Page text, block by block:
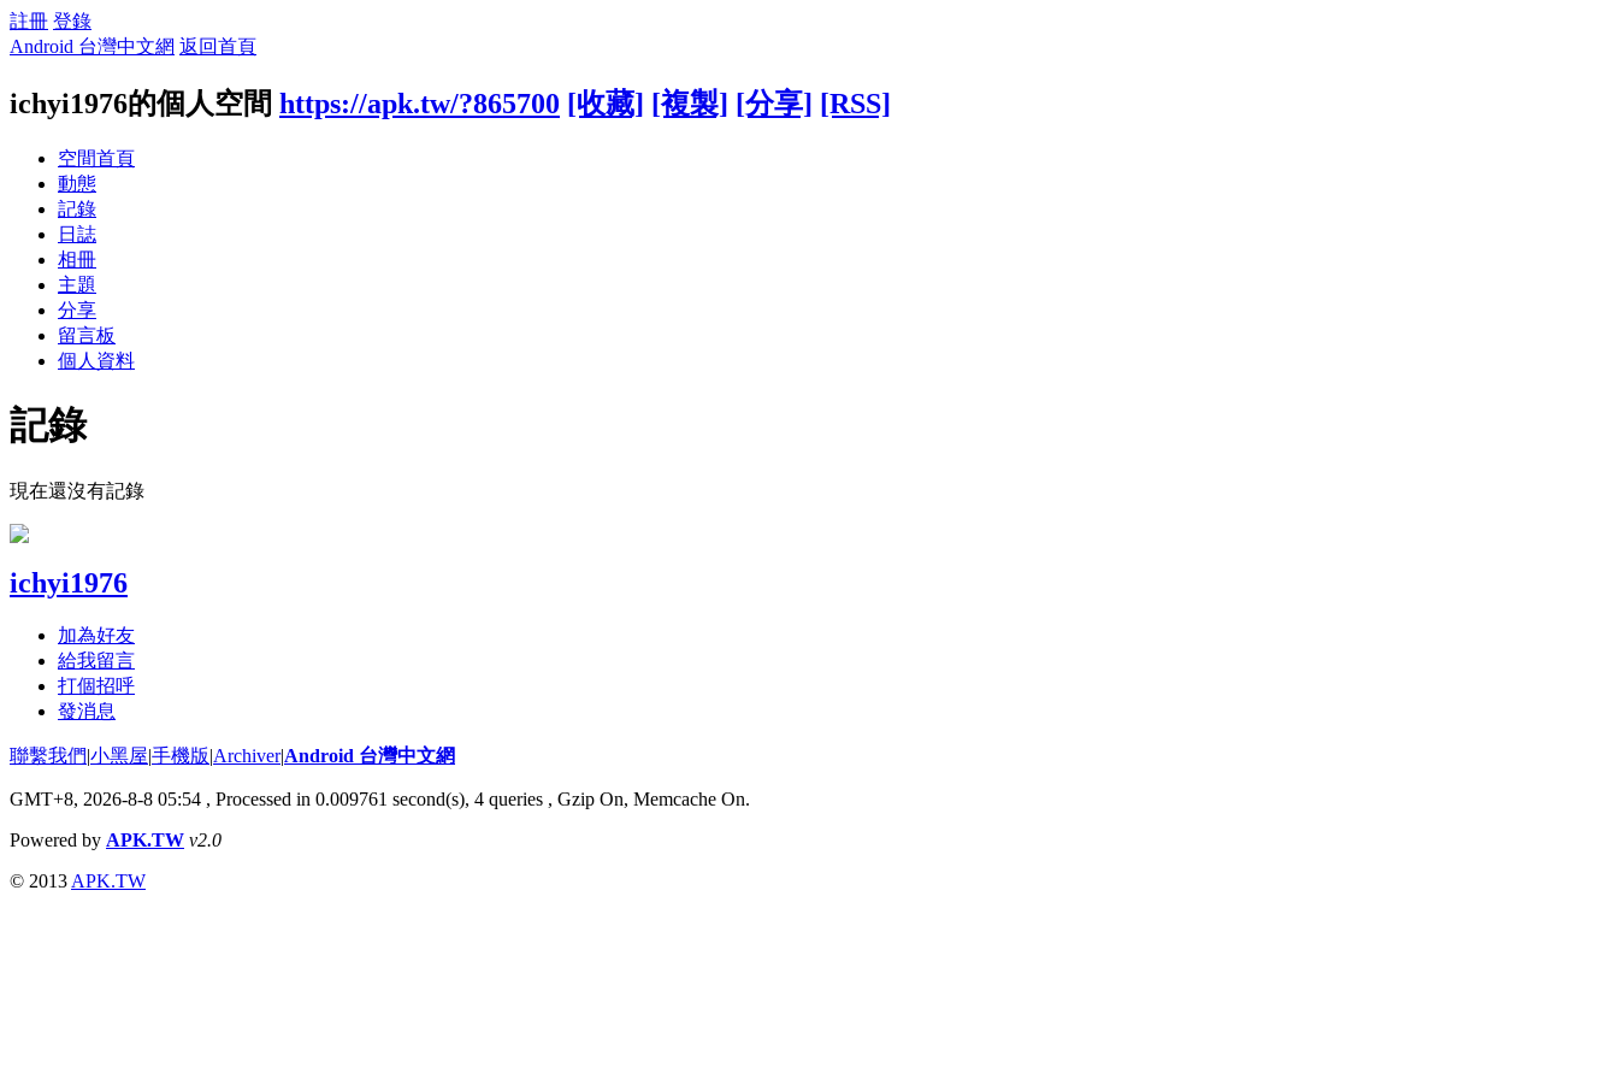
註冊 登錄
Android 台灣中文網 返回首頁
ichyi1976的個人空間 https://apk.tw/?865700 [收藏] [複製] [分享] [RSS]
空間首頁
動態
記錄
日誌
相冊
主題
分享
留言板
個人資料
記錄
現在還沒有記錄
ichyi1976
加為好友
給我留言
打個招呼
發消息
聯繫我們|小黑屋|手機版|Archiver|Android 台灣中文網
GMT+8, 2026-8-8 05:54 , Processed in 0.009761 second(s), 4 queries , Gzip On, Memcache On.
Powered by APK.TW v2.0
© 2013 APK.TW